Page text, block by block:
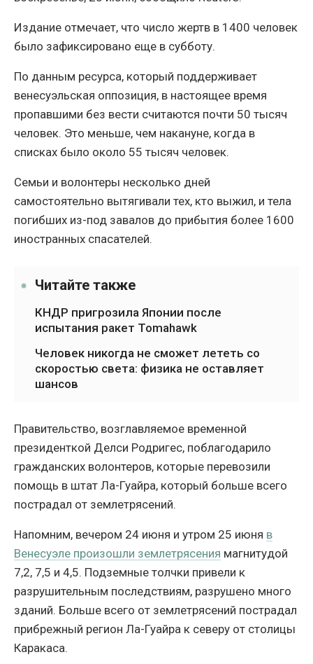
Издание отмечает, что число жертв в 1400 человек
было зафиксировано еще в субботу.
По данным ресурса, который поддерживает
венесуэльская оппозиция, в настоящее время
пропавшими без вести считаются почти 50 тысяч
человек. Это меньше, чем накануне, когда в
списках было около 55 тысяч человек.
Семьи и волонтеры несколько дней
самостоятельно вытягивали тех, кто выжил, и тела
погибших из-под завалов до прибытия более 1600
иностранных спасателей.
Читайте также
КНДР пригрозила Японии после
испытания ракет Tomahawk
Человек никогда не сможет лететь со
скоростью света: физика не оставляет
шансов
Правительство, возглавляемое временной
президенткой Делси Родригес, поблагодарило
гражданских волонтеров, которые перевозили
помощь в штат Ла-Гуайра, который больше всего
пострадал от землетрясений.
Напомним, вечером 24 июня и утром 25 июня в
Венесуэле произошли землетрясения магнитудой
7,2, 7,5 и 4,5. Подземные толчки привели к
разрушительным последствиям, разрушено много
зданий. Больше всего от землетрясений пострадал
прибрежный регион Ла-Гуайра к северу от столицы
Каракаса.